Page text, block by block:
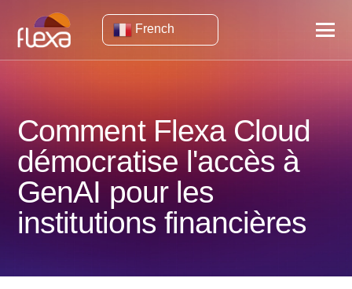
French
Comment Flexa Cloud
démocratise l'accès à
GenAI pour les
institutions financières